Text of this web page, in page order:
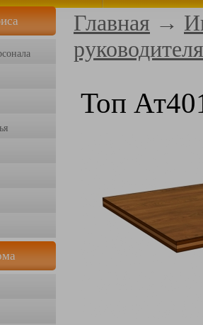
Главная →
Топ